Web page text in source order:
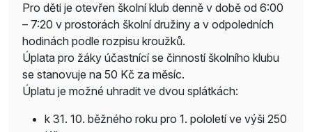
Pro děti je otevřen školní klub denně v době od 6:00
– 7:20 v prostorách školní družiny a v odpoledních
hodinách podle rozpisu kroužků.
Úplata pro žáky účastnící se činností školního klubu
se stanovuje na 50 Kč za měsíc.
Úplatu je možné uhradit ve dvou splátkách:
k 31. 10. běžného roku pro 1. pololetí ve výši 250